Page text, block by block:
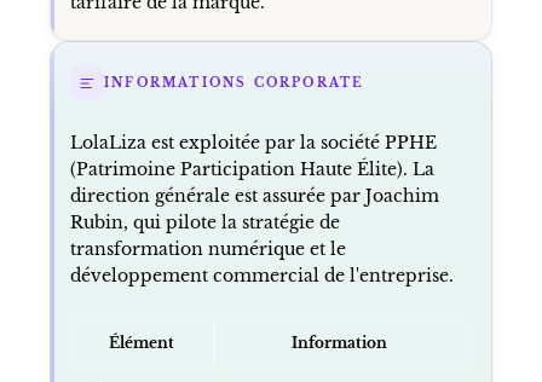
INFORMATIONS CORPORATE
LolaLiza est exploitée par la société PPHE
(Patrimoine Participation Haute Élite). La
direction générale est assurée par Joachim
Rubin, qui pilote la stratégie de
transformation numérique et le
développement commercial de l'entreprise.
Élément Information